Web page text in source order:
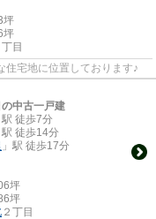
坪
坪
丁目
宅地に位置しております♪
中古一戸建
駅 徒歩7分
駅 徒歩14分
」駅 徒歩17分
坪
坪
２丁目